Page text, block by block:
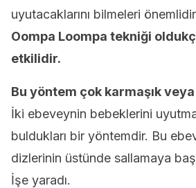
uyutacaklarını bilmeleri
Oompa Loompa tekniği
etkilidir.
Bu yöntem çok karmaşık
İki ebeveynin bebeklerini
buldukları bir yöntemdir. Bu
dizlerinin üstünde sallamaya
İşe yaradı.